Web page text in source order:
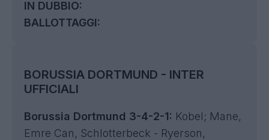
IN DUBBIO:
BALLOTTAGGI:
BORUSSIA DORTMUND - INTER
UFFICIALI
Borussia Dortmund 3-4-2-1: Kobel; Mane,
Emre Can, Schlotterbeck - Ryerson,